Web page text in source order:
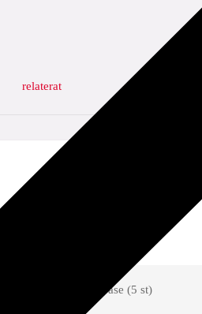
relaterat
påse (5 st)